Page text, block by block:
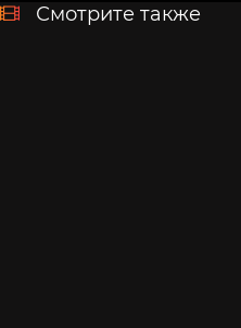
Смотрите также